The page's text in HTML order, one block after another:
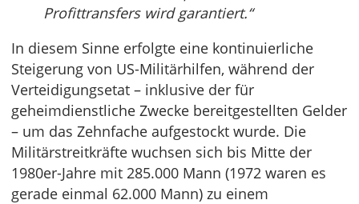
Profittransfers wird garantiert.“
In diesem Sinne erfolgte eine kontinuierliche
Steigerung von US-Militärhilfen, während der
Verteidigungsetat – inklusive der für
geheimdienstliche Zwecke bereitgestellten Gelder
– um das Zehnfache aufgestockt wurde. Die
Militärstreitkräfte wuchsen sich bis Mitte der
1980er-Jahre mit 285.000 Mann (1972 waren es
gerade einmal 62.000 Mann) zu einem